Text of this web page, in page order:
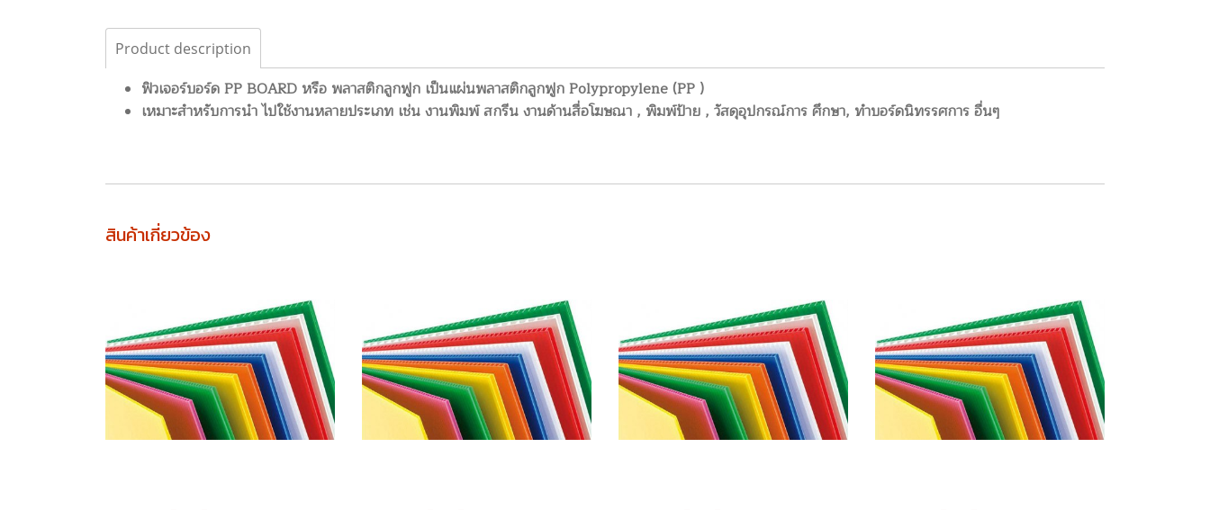
Product description
ฟิวเจอร์บอร์ด PP BOARD หรือ พลาสติกลูกฟูก เป็นแผ่นพลาสติกลูกฟูก Polypropylene (PP )
เหมาะสำหรับการนำ ไปใช้งานหลายประเภท เช่น งานพิมพ์ สกรีน งานด้านสื่อโฆษณา , พิมพ์ป้าย , วัสดุอุปกรณ์การ ศึกษา, ทำบอร์ดนิทรรศการ อื่นๆ
สินค้าเกี่ยวข้อง